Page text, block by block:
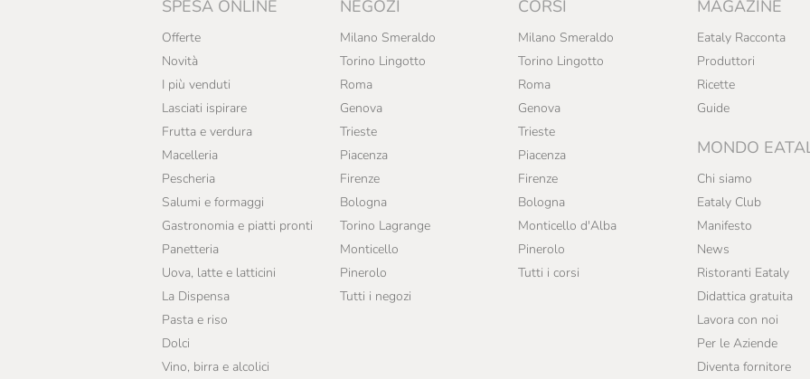
SPESA ONLINE
Offerte
Novità
I più venduti
Lasciati ispirare
Frutta e verdura
Macelleria
Pescheria
Salumi e formaggi
Gastronomia e piatti pronti
Panetteria
Uova, latte e latticini
La Dispensa
Pasta e riso
Dolci
Vino, birra e alcolici
NEGOZI
Milano Smeraldo
Torino Lingotto
Roma
Genova
Trieste
Piacenza
Firenze
Bologna
Torino Lagrange
Monticello
Pinerolo
Tutti i negozi
CORSI
Milano Smeraldo
Torino Lingotto
Roma
Genova
Trieste
Piacenza
Firenze
Bologna
Monticello d'Alba
Pinerolo
Tutti i corsi
MAGAZINE
Eataly Racconta
Produttori
Ricette
Guide
MONDO
Chi siamo
Eataly Club
Manifesto
News
Ristoranti Eataly
Didattica gratuita
Lavora con noi
Per le Aziende
Diventa fornitore